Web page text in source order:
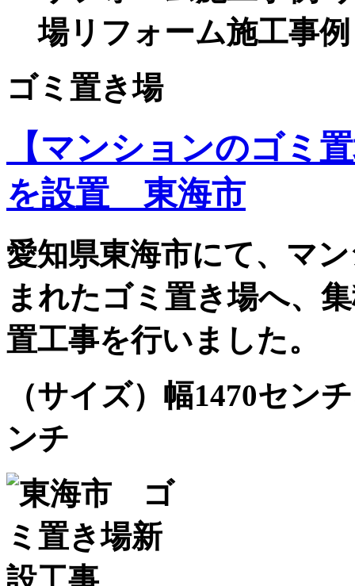
場リフォーム施工事例
ゴミ置き場
【マンションのゴミ
を設置 東海市
愛知県東海市にて、マ
まれたゴミ置き場へ、
置工事を行いました。
（サイズ）幅1470セン
ンチ